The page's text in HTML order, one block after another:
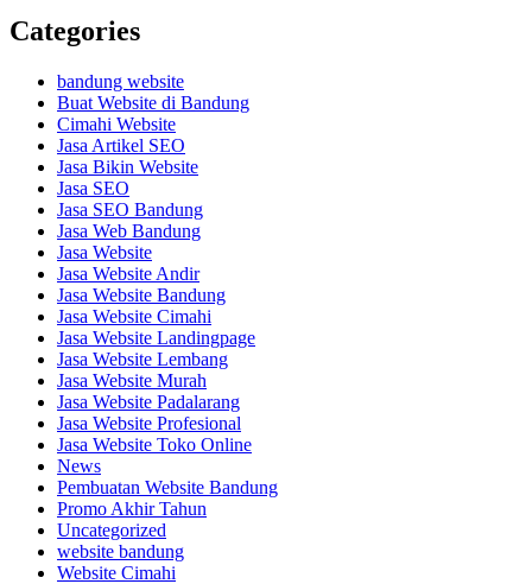
Categories
bandung website
Buat Website di Bandung
Cimahi Website
Jasa Artikel SEO
Jasa Bikin Website
Jasa SEO
Jasa SEO Bandung
Jasa Web Bandung
Jasa Website
Jasa Website Andir
Jasa Website Bandung
Jasa Website Cimahi
Jasa Website Landingpage
Jasa Website Lembang
Jasa Website Murah
Jasa Website Padalarang
Jasa Website Profesional
Jasa Website Toko Online
News
Pembuatan Website Bandung
Promo Akhir Tahun
Uncategorized
website bandung
Website Cimahi